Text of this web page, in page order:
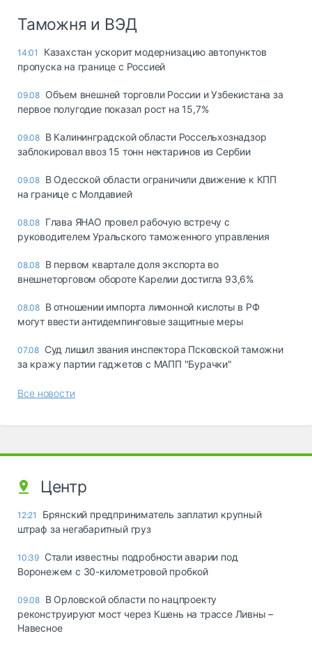
Таможня и ВЭД
14:01
Казахстан ускорит модернизацию автопунктов
пропуска на границе с Россией
09.08 Объем внешней торговли России и Узбекистана за
первое полугодие показал рост на 15,7%
09.08 В Калининградской области Россельхознадзор
заблокировал ввоз 15 тонн нектаринов из Сербии
09.08 В Одесской области ограничили движение к КПП
на границе с Молдавией
08.08 Глава ЯНАО провел рабочую встречу с
руководителем Уральского таможенного управления
08.08 В первом квартале доля экспорта во
внешнеторговом обороте Карелии достигла 93,6%
08.08 В отношении импорта лимонной кислоты в РФ
могут ввести антидемпинговые защитные меры
07.08 Суд лишил звания инспектора Псковской таможни
за кражу партии гаджетов с МАПП "Бурачки"
Все новости
Центр
12:21
Брянский предприниматель заплатил крупный
штраф за негабаритный груз
10:39 Стали известны подробности аварии под
Воронежем с 30-километровой пробкой
09.08 В Орловской области по нацпроекту
реконструируют мост через Кшень на трассе Ливны –
Навесное